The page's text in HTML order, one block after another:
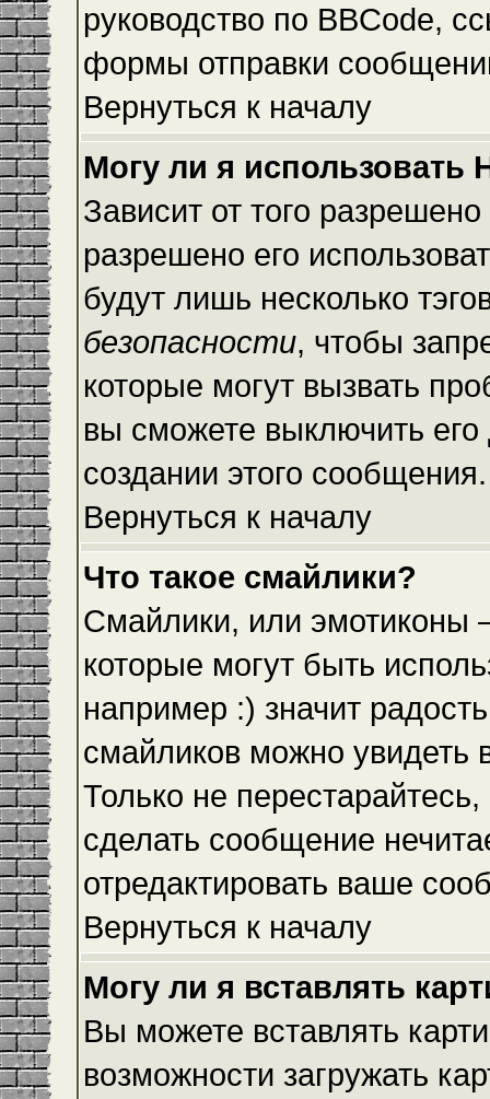
руководство по BBCode,
формы отправки
Вернуться к началу
Могу ли я использовать
Зависит от того
разрешено его
будут лишь несколько
безопасности, чтобы
которые могут вызвать
вы сможете выключить
создании этого сообщения.
Вернуться к началу
Что такое смайлики?
Смайлики, или эмотиконы
которые могут быть
например :) значит
смайликов можно
Только не
сделать сообщение
отредактировать ваше
Вернуться к началу
Могу ли я вставлять
Вы можете вставлять
возможности загружать